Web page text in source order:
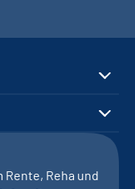
Reha und